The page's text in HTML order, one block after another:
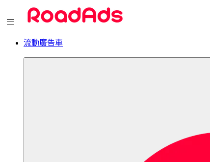
流動廣告車